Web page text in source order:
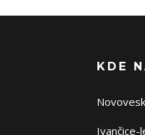
KDE
Ivančice-